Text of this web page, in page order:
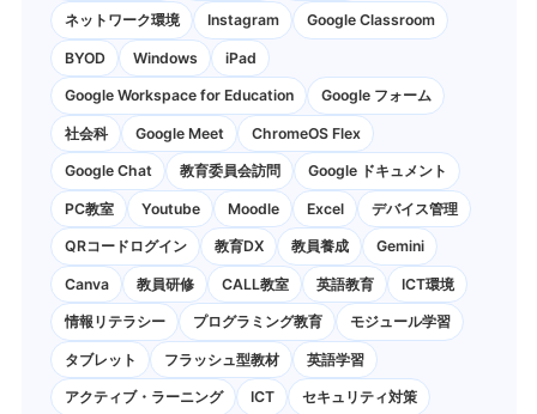
ネットワーク環境 Instagram Google Classroom
BYOD Windows iPad
Google Workspace for Education Google フォーム
社会科 Google Meet ChromeOS Flex
Google Chat 教育委員会訪問 Google ドキュメント
PC教室 Youtube Moodle Excel デバイス管理
QRコードログイン 教育DX 教員養成 Gemini
Canva 教員研修 CALL教室 英語教育 ICT環境
情報リテラシー プログラミング教育 モジュール学習
タブレット フラッシュ型教材 英語学習
アクティブ・ラーニング ICT セキュリティ対策